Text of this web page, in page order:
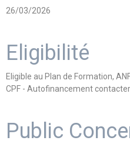
26/03/2026
Eligibilité
Eligible au Plan de Formation,
CPF - Autofinancement
Public